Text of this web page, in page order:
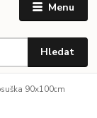
Menu
Hledat
90x100cm